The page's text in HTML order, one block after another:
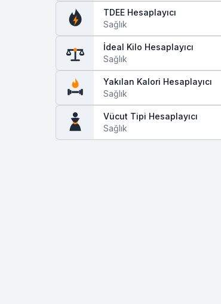
TDEE Hesaplayıcı
Sağlık
İdeal Kilo Hesaplayıcı
Sağlık
Yakılan Kalori Hesaplayıcı
Sağlık
Vücut Tipi Hesaplayıcı
Sağlık